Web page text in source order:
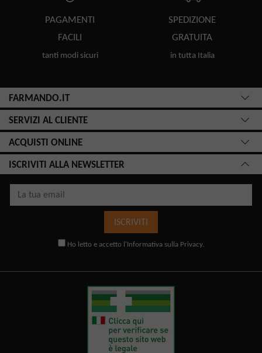
PAGAMENTI
FACILI
tanti modi sicuri
SPEDIZIONE
GRATUITA
in tutta Italia
FARMANDO.IT
SERVIZI AL CLIENTE
ACQUISTI ONLINE
ISCRIVITI ALLA NEWSLETTER
ISCRIVITI
Ho letto e accetto l' Informativa sulla Privacy.